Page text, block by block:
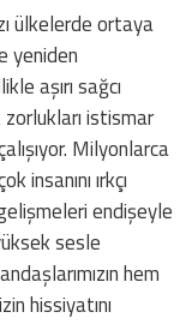
ülkelerde ortaya
yeniden
aşırı sağcı
zorlukları istismar
Milyonlarca
insanını ırkçı
endişeyle
sesle
hem
hissiyatını